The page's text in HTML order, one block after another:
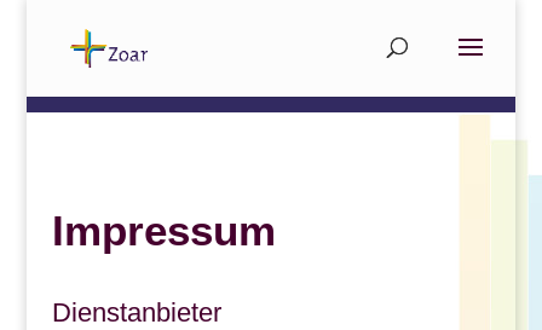
Impressum
Dienstanbieter